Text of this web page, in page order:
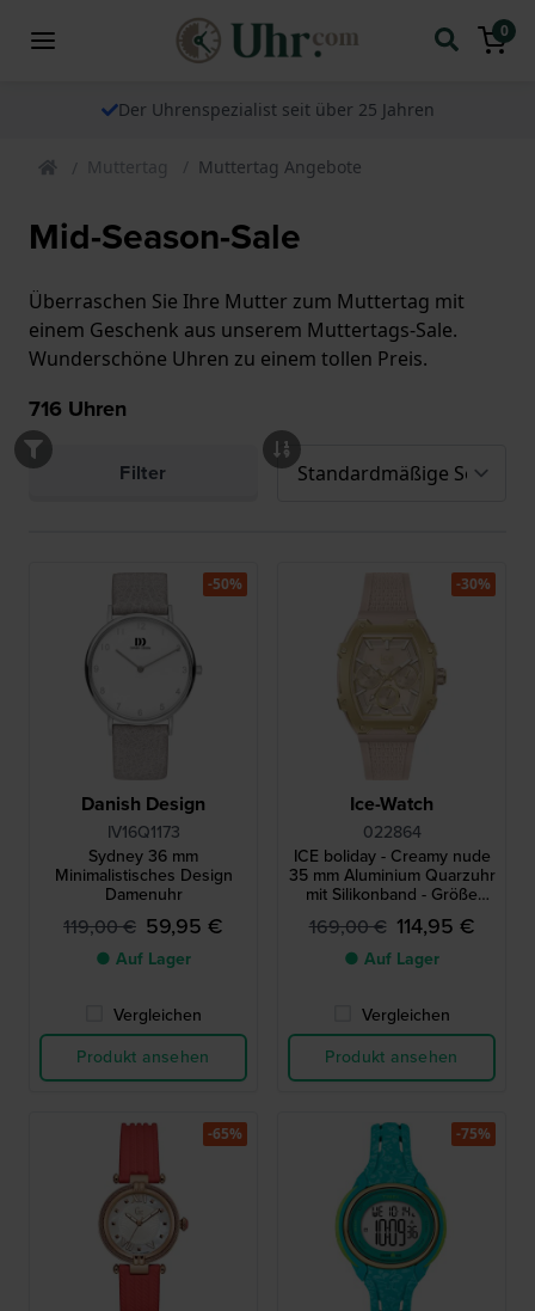
0
Der Uhrenspezialist seit über 25 Jahren
Muttertag Muttertag Angebote
Mid-Season-Sale
Überraschen Sie Ihre Mutter zum Muttertag mit
einem Geschenk aus unserem Muttertags-Sale.
Wunderschöne Uhren zu einem tollen Preis.
716 Uhren
Filter
Danish Design
IV16Q1173
Sydney 36 mm
Minimalistisches Design
Damenuhr
119,00 € 59,95 €
● Auf Lager
Vergleichen
Produkt ansehen
-50%
Ice-Watch
022864
ICE boliday - Creamy nude
35 mm Aluminium Quarzuhr
mit Silikonband - Größe
Small
169,00 € 114,95 €
● Auf Lager
Vergleichen
Produkt ansehen
-30%
-65% -75%